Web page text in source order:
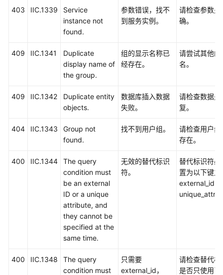
403 IIC.1339
Service
instance not
found.
参数错误，找不
到服务实例。
请检查参数是
确。
409 IIC.1341
Duplicate
display name of
the group.
组的显示名称已
经存在。
请尝试其他的
名。
409 IIC.1342
Duplicate entity
objects.
数据库插入数据
失败。
请检查数据是
复。
404 IIC.1343
Group not
found.
找不到用户组。
请检查用户组
存在。
400 IIC.1344
The query
condition must
be an external
ID or a unique
attribute, and
they cannot be
specified at the
same time.
无效的替代标识
符。
替代标识符必
置为以下键之
external_id，
400 IIC.1348
The query
condition must
只需要
external_id，
请检查替代标
是否只使用了